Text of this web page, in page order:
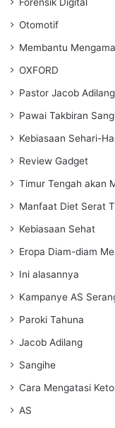
Otomotif
Membantu
OXFORD
Pastor Jacob Adilang
Pawai Takbiran
Kebiasaan Sehari-
Review Gadget
Timur Tengah akan
Manfaat Diet Serat
Kebiasaan Sehat
Eropa Diam-diam
Ini alasannya
Kampanye AS
Paroki Tahuna
Jacob Adilang
Sangihe
Cara Mengatasi
AS